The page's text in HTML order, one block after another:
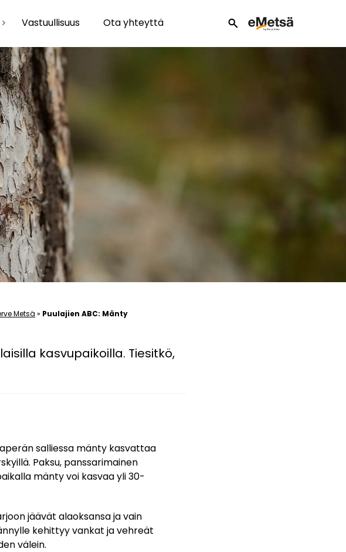
Vastuullisuus Ota yhteyttä search
Metsä » Puulajien ABC: Mänty
kasvupaikoilla. Tiesitkö,
salliessa mänty kasvattaa
Paksu, panssarimainen
mänty voi kasvaa yli 30-
jäävät alaoksansa ja vain
kehittyy vankat ja vehreät
välein.